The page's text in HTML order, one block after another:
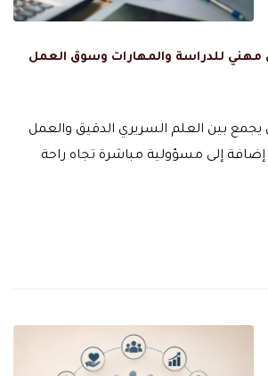
مهني للدراسة والمهارات وسوق العمل
بين العلم السريري الدقيق والعمل
إضافة إلى مسؤولية مباشرة تجاه راحة